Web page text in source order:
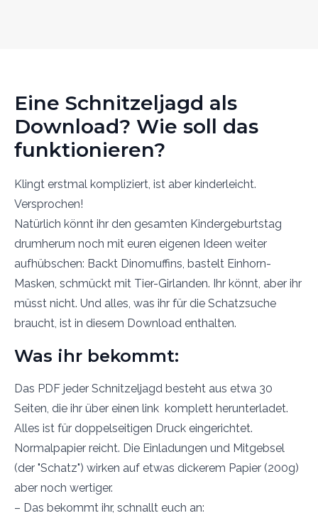
Eine Schnitzeljagd als
Download? Wie soll das
funktionieren?
Klingt erstmal kompliziert, ist aber kinderleicht.
Versprochen!
Natürlich könnt ihr den gesamten Kindergeburtstag
drumherum noch mit euren eigenen Ideen weiter
aufhübschen: Backt Dinomuffins, bastelt Einhorn-
Masken, schmückt mit Tier-Girlanden. Ihr könnt, aber ihr
müsst nicht. Und alles, was ihr für die Schatzsuche
braucht, ist in diesem Download enthalten.
Was ihr bekommt:
Das PDF jeder Schnitzeljagd besteht aus etwa 30
Seiten, die ihr über einen link komplett herunterladet.
Alles ist für doppelseitigen Druck eingerichtet.
Normalpapier reicht. Die Einladungen und Mitgebsel
(der "Schatz") wirken auf etwas dickerem Papier (200g)
aber noch wertiger.
– Das bekommt ihr, schnallt euch an: